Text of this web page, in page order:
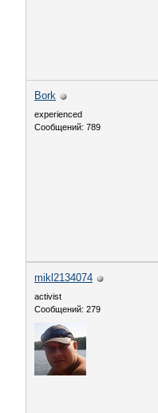
Bork
experienced
Сообщений: 789
mikl2134074
activist
Сообщений: 279